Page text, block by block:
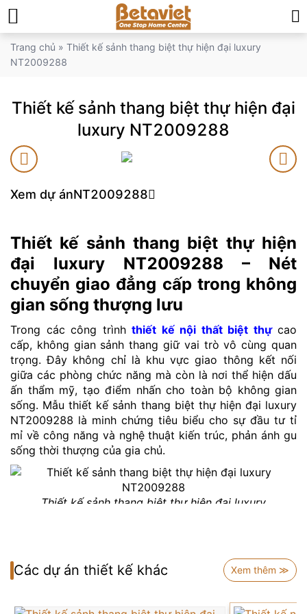
Trang chủ » Thiết kế sảnh thang biệt thự hiện đại luxury
NT2009288
Thiết kế sảnh thang biệt thự hiện đại
luxury NT2009288
Xem dự ánNT2009288
Thiết kế sảnh thang biệt thự hiện
đại luxury NT2009288 – Nét
chuyển giao đẳng cấp trong không
gian sống thượng lưu
Trong các công trình thiết kế nội thất biệt thựcao
cấp, không gian sảnh thang giữ vai trò vô cùng quan
trọng. Đây không chỉ là khu vực giao thông kết nối
giữa các phòng chức năng mà còn là nơi thể hiện dấu
ấn thẩm mỹ, tạo điểm nhấn cho toàn bộ không gian
sống. Mẫu thiết kế sảnh thang biệt thự hiện đại luxury
NT2009288 là minh chứng tiêu biểu cho sự đầu tư tỉ
mỉ về công năng và nghệ thuật kiến trúc, phản ánh gu
sống thời thượng của gia chủ.
Thiết kế sảnh thang biệt thự hiện đại luxury
xứng hoàn hảo và chiều cao trần lý tưởng. Tường được
trang trí bởi những đường phào chỉ nhẹ nhàng, tinh tế,
nội thất hiện đại, tạo nên vẻ
Các dự án thiết kế khác Xem thêm ≫